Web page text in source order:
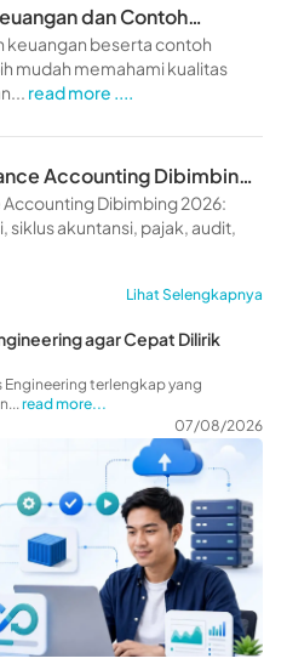
dan Contoh
keuangan beserta contoh
mudah memahami kualitas
read more ....
Accounting Dibimbing
Dibimbing 2026:
akuntansi, pajak, audit,
Lihat Selengkapnya
agar Cepat Dilirik
Engineering terlengkap yang
read more...
07/08/2026